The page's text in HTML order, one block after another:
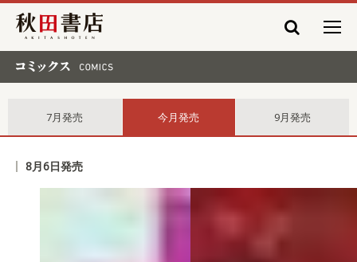
秋田書店
7月発売 今月発売 9月発売
8月6日発売